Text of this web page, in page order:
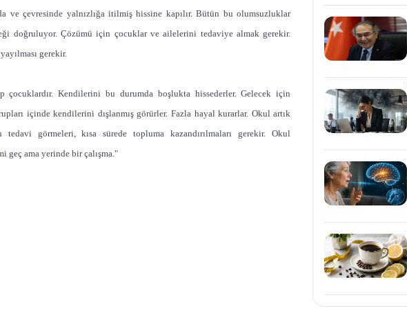
ve çevresinde yalnızlığa itilmiş hissine kapılır. Bütün bu olumsuzluklar
doğruluyor. Çözümü için çocuklar ve ailelerini tedaviye almak gerekir.
gerekir.
Kendilerini bu durumda boşlukta hissederler. Gelecek için
içinde kendilerini dışlanmış görürler. Fazla hayal kurarlar. Okul artık
görmeleri, kısa sürede topluma kazandırılmaları gerekir. Okul
geç ama yerinde bir çalışma."